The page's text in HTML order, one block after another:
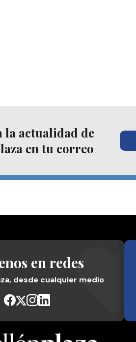
la actualidad de
en tu correo
en redes
desde cualquier medio